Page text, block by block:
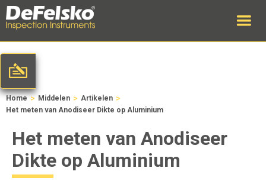
Home > Middelen > Artikelen >
Het meten van Anodiseer Dikte op Aluminium
Het meten van Anodiseer
Dikte op Aluminium